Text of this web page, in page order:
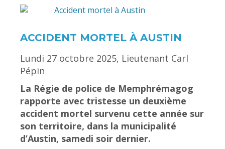
ACCIDENT MORTEL À AUSTIN
Lundi 27 octobre 2025, Lieutenant Carl
Pépin
La Régie de police de Memphrémagog
rapporte avec tristesse un deuxième
accident mortel survenu cette année sur
son territoire, dans la municipalité
d’Austin, samedi soir dernier.